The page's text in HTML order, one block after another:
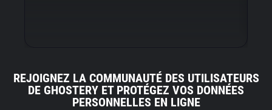
REJOIGNEZ LA COMMUNAUTÉ DES UTILISATEURS
DE GHOSTERY ET PROTÉGEZ VOS DONNÉES
PERSONNELLES EN LIGNE